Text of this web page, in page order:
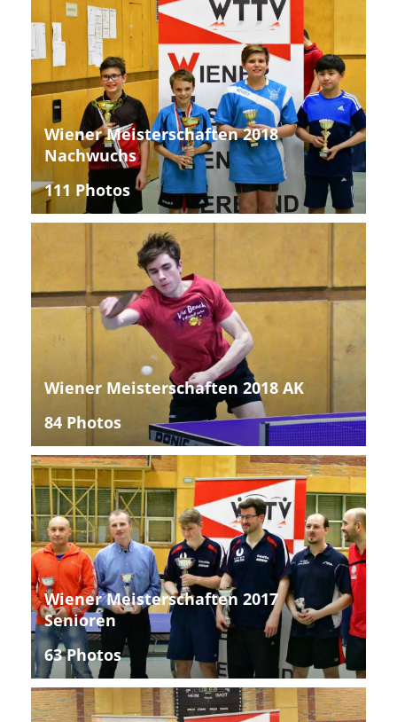
Wiener Meisterschaften 2018
Nachwuchs
111 Photos
Wiener Meisterschaften 2018 AK
84 Photos
Wiener Meisterschaften 2017
Senioren
63 Photos